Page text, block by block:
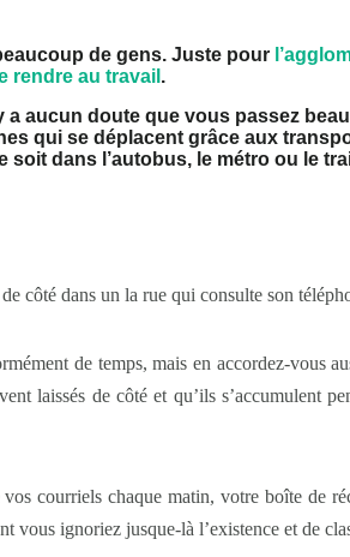
de gens. Juste pour
rendre au travail .
a aucun doute que vous passez
qui se déplacent grâce aux
dans l’autobus, le métro ou le
de temps, mais en accordez-vous
laissés de côté et qu’ils s’accumulent
courriels chaque matin, votre boîte de
vous ignoriez jusque-là l’existence et de